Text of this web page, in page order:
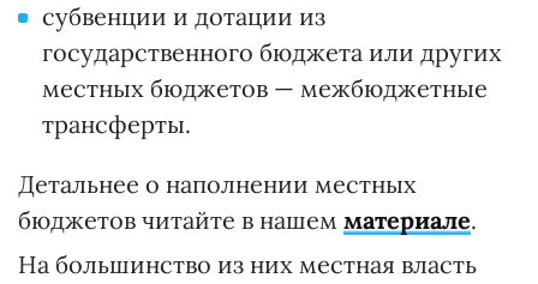
субвенции и дотации из
государственного бюджета или других
местных бюджетов — межбюджетные
трансферты.
Детальнее о наполнении местных
бюджетов читайте в нашем материале.
На большинство из них местная власть